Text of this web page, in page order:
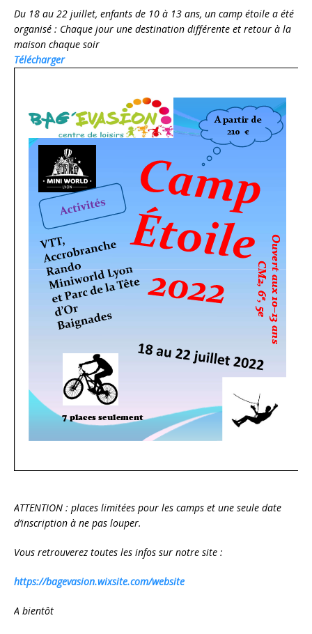
Du 18 au 22 juillet, enfants de 10 à 13 ans, un camp étoile a été
organisé : Chaque jour une destination différente et retour à la
maison chaque soir
Télécharger
ATTENTION : places limitées pour les camps et une seule date
d’inscription à ne pas louper.
Vous retrouverez toutes les infos sur notre site :
https://bagevasion.wixsite.com/website
A bientôt